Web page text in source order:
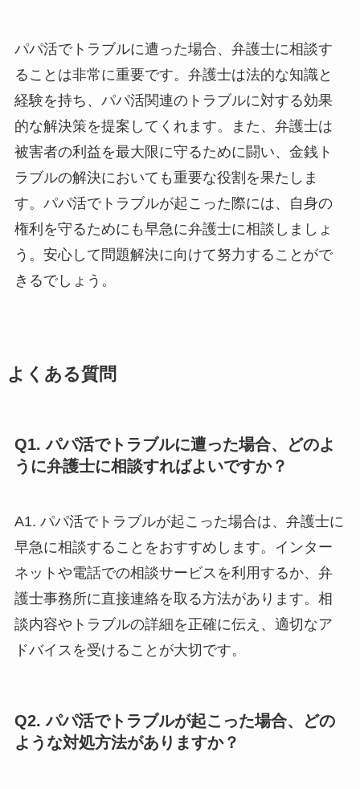
パパ活でトラブルに遭った場合、弁護士に相談す
ることは非常に重要です。弁護士は法的な知識と
経験を持ち、パパ活関連のトラブルに対する効果
的な解決策を提案してくれます。また、弁護士は
被害者の利益を最大限に守るために闘い、金銭ト
ラブルの解決においても重要な役割を果たしま
す。パパ活でトラブルが起こった際には、自身の
権利を守るためにも早急に弁護士に相談しましょ
う。安心して問題解決に向けて努力することがで
きるでしょう。
よくある質問
Q1. パパ活でトラブルに遭った場合、どのよ
うに弁護士に相談すればよいですか？
A1. パパ活でトラブルが起こった場合は、弁護士に
早急に相談することをおすすめします。インター
ネットや電話での相談サービスを利用するか、弁
護士事務所に直接連絡を取る方法があります。相
談内容やトラブルの詳細を正確に伝え、適切なア
ドバイスを受けることが大切です。
Q2. パパ活でトラブルが起こった場合、どの
ような対処方法がありますか？